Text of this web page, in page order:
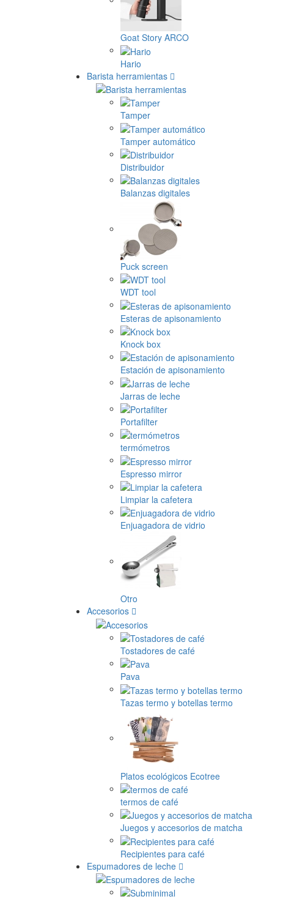
Goat Story ARCO
Hario
Barista herramientas
Tamper
Tamper automático
Distribuidor
Balanzas digitales
Puck screen
WDT tool
Esteras de apisonamiento
Knock box
Estación de apisonamiento
Jarras de leche
Portafilter
termómetros
Espresso mirror
Limpiar la cafetera
Enjuagadora de vidrio
Otro
Accesorios
Tostadores de café
Pava
Tazas termo y botellas termo
Platos ecológicos Ecotree
termos de café
Juegos y accesorios de matcha
Recipientes para café
Espumadores de leche